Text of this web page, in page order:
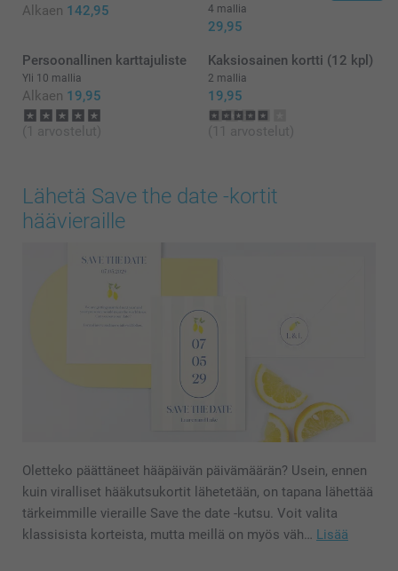
Alkaen 142,95 4 mallia
29,95
Persoonallinen karttajuliste
Yli 10 mallia
Alkaen 19,95
(1 arvostelut)
Kaksiosainen kortti (12 kpl)
2 mallia
19,95
(11 arvostelut)
Lähetä Save the date -kortit
häävieraille
Oletteko päättäneet hääpäivän päivämäärän? Usein, ennen
kuin viralliset hääkutsukortit lähetetään, on tapana lähettää
tärkeimmille vieraille Save the date -kutsu. Voit valita
klassisista korteista, mutta meillä on myös väh… Lisää